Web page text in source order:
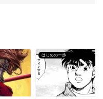
はじめの一歩